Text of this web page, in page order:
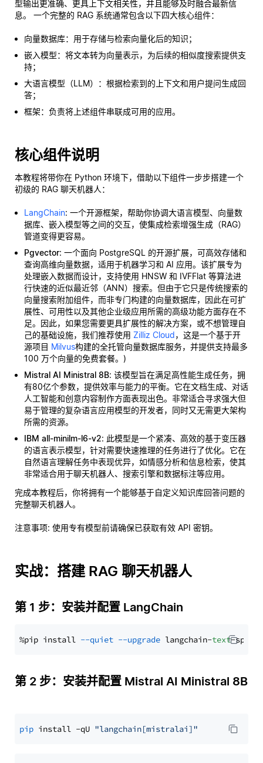
型输出更准确、更具上下文相关性，并且能够及时融合最新信
息。 一个完整的 RAG 系统通常包含以下四大核心组件：
向量数据库：用于存储与检索向量化后的知识；
嵌入模型：将文本转为向量表示，为后续的相似度搜索提供支
持；
大语言模型（LLM）：根据检索到的上下文和用户提问生成回
答；
框架：负责将上述组件串联成可用的应用。
核心组件说明
本教程将带你在 Python 环境下，借助以下组件一步步搭建一个
初级的 RAG 聊天机器人：
LangChain: 一个开源框架，帮助你协调大语言模型、向量数
据库、嵌入模型等之间的交互，使集成检索增强生成（RAG）
管道变得更容易。
Pgvector: 一个面向 PostgreSQL 的开源扩展，可高效存储和
查询高维向量数据，适用于机器学习和 AI 应用。该扩展专为
处理嵌入数据而设计，支持使用 HNSW 和 IVFFlat 等算法进
行快速的近似最近邻（ANN）搜索。但由于它只是传统搜索的
向量搜索附加组件，而非专门构建的向量数据库，因此在可扩
展性、可用性以及其他企业级应用所需的高级功能方面存在不
足。因此，如果您需要更具扩展性的解决方案，或不想管理自
己的基础设施，我们推荐使用 Zilliz Cloud，这是一个基于开
源项目 Milvus构建的全托管向量数据库服务，并提供支持最多
100 万个向量的免费套餐。)
Mistral AI Ministral 8B: 该模型旨在满足高性能生成任务，拥
有80亿个参数，提供效率与能力的平衡。它在文档生成、对话
人工智能和创意内容制作方面表现出色。非常适合寻求强大但
易于管理的复杂语言应用模型的开发者，同时又无需更大架构
所需的资源。
IBM all-minilm-l6-v2: 此模型是一个紧凑、高效的基于变压器
的语言表示模型，针对需要快速推理的任务进行了优化。它在
自然语言理解任务中表现优异，如情感分析和信息检索，使其
非常适合用于聊天机器人、搜索引擎和数据标注等应用。
完成本教程后，你将拥有一个能够基于自定义知识库回答问题的
完整聊天机器人。
注意事项: 使用专有模型前请确保已获取有效 API 密钥。
实战：搭建 RAG 聊天机器人
第 1 步：安装并配置 LangChain
%pip install --quiet --upgrade langchain-text
第 2 步：安装并配置 Mistral AI Ministral 8B
pip install -qU "langchain[mistralai]"